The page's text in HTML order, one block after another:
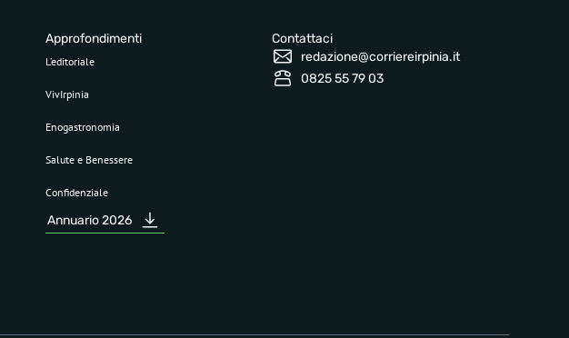
Approfondimenti
L’editoriale
VivIrpinia
Enogastronomia
Salute e Benessere
Confidenziale
Annuario 2026
Contattaci
redazione@corriereirpinia.it
0825 55 79 03